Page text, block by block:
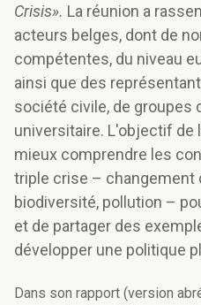
Crisis». La réunion a
acteurs belges, dont de
compétentes, du niveau
ainsi que des
société civile, de groupes
universitaire. L'objectif de
mieux comprendre les
triple crise – changement
biodiversité, pollution –
et de partager des
développer une politique
Dans son rapport (version